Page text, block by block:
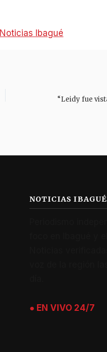
Noticias Ibagué
NOTICIAS IBAGUÉ
● EN VIVO 24/7